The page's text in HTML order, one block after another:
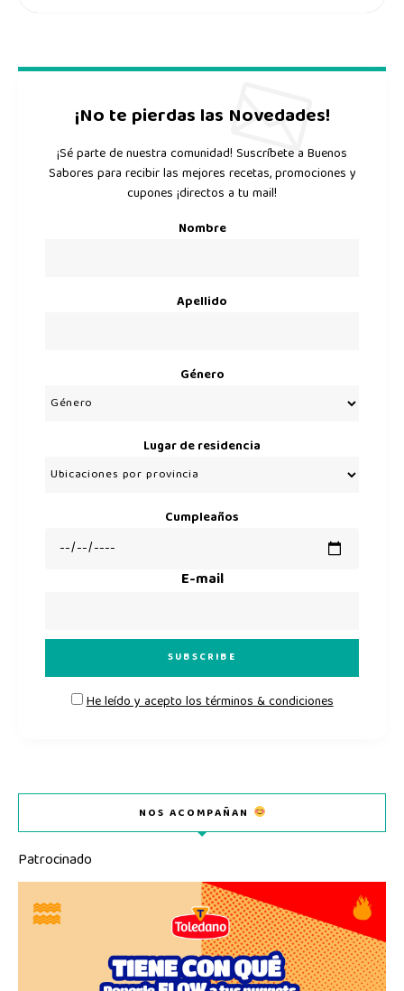
¡No te pierdas las Novedades!
¡Sé parte de nuestra comunidad! Suscríbete a Buenos
Sabores para recibir las mejores recetas, promociones y
cupones ¡directos a tu mail!
Nombre
Apellido
Género
Lugar de residencia
Cumpleaños
E-mail
He leído y acepto los términos & condiciones
NOS ACOMPAÑAN
Patrocinado